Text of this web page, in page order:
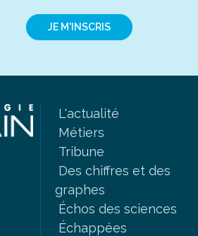
JE M'INSCRIS
L'actualité
Métiers
Tribune
Des chiffres et des
graphes
Échos des sciences
Échappées